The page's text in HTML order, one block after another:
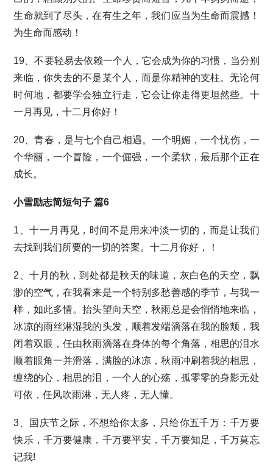
生命就到了尽头，在有生之年，我们应当为生命而震撼！
为生命而感动！
19、不要轻易去依赖一个人，它会成为你的习惯，当分别
来临，你失去的不是某个人，而是你精神的支柱。无论何
时何地，都要学会独立行走，它会让你走得更坦然些。十
一月再见，十二月你好！
20、青春，是与七个自己相遇。一个明媚，一个忧伤，一
个华丽，一个冒险，一个倔强，一个柔软，最后那个正在
成长。
小雪励志简短句子 篇6
1、十一月再见，时间不是用来冲淡一切的，而是让我们
去找到我们所要的一切的答案。十二月你好，！
2、十月的秋，到处都是秋天的味道，灰白色的天空，飘
渺的空气，在我看来是一个特别多愁善感的季节，与我一
样，如此多情。抬头望向天空，秋雨总是会悄悄地来临，
冰凉的雨丝淋湿我的头发，顺着发端滴落在我的脸颊，我
闭着双眼，任由秋雨滴落在身体的每个角落，相思的泪水
顺着眼角一并滑落，满脸的冰凉，秋雨冲刷着我的相思，
缠绕的心，相思的泪，一个人的心殇，孤零零的身影无处
可依，任风吹雨淋，无人疼，无人懂。
3、国庆节之际，不想给你太多，只给你五千万：千万要
快乐，千万要健康，千万要平安，千万要知足，千万莫忘
记我!